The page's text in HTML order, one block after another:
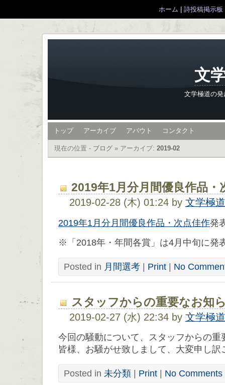
ホーム 詩投稿掲示板
文
文学極道の
トップ アーカイブ アバウト コンタクト
現在の位置 - ブログ » アーカイブ: 2019-02
2019年1月分月間優良作品・
2019-02-28 (木) 01:24 by 文学極
2019年1月分月間優良作品・次点佳作発
※「2018年・年間各賞」は4月中旬に発
Posted in 月間選考 | Print | No
スタッフからの重要なお知
2019-02-27 (水) 22:34 by 文学極
今回の騒動について、スタッフからの重
皆様、お騒がせ致しまして、大変申し訳
Posted in 未分類 | Print | No Comments